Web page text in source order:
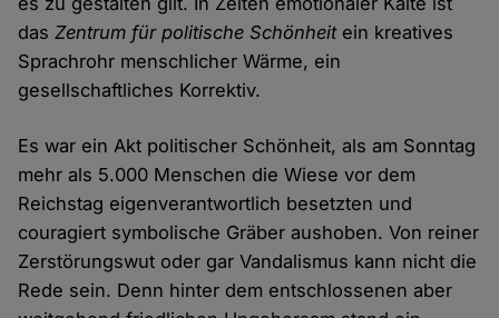
dasZentrum für politische Schönheitein kreatives
Sprachrohr menschlicher Wärme, ein
gesellschaftliches Korrektiv.
Es war ein Akt politischer Schönheit, als am Sonntag
mehr als 5.000 Menschen die Wiese vor dem
Reichstag eigenverantwortlich besetzten und
couragiert symbolische Gräber aushoben. Von reiner
Zerstörungswut oder gar Vandalismus kann nicht die
Rede sein. Denn hinter dem entschlossenen aber